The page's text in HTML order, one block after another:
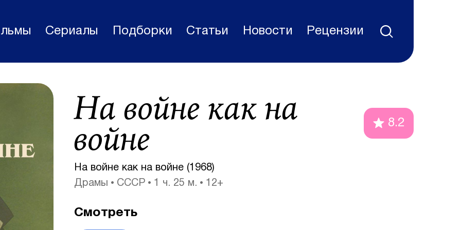
Статьи
Сериалы
Новости
Подборки
Рецензии
Сериалы Подборки Статьи Новости Рецензии
На войне как на
войне 8.2
На войне как на войне (1968)
Драмы
СССР 1 ч. 25 м. 12+
Смотреть